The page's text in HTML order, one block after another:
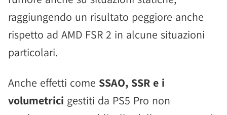
raggiungendo un risultato peggiore anche
rispetto ad AMD FSR 2 in alcune situazioni
particolari.
Anche effetti come SSAO, SSR e i
volumetrici gestiti da PS5 Pro non